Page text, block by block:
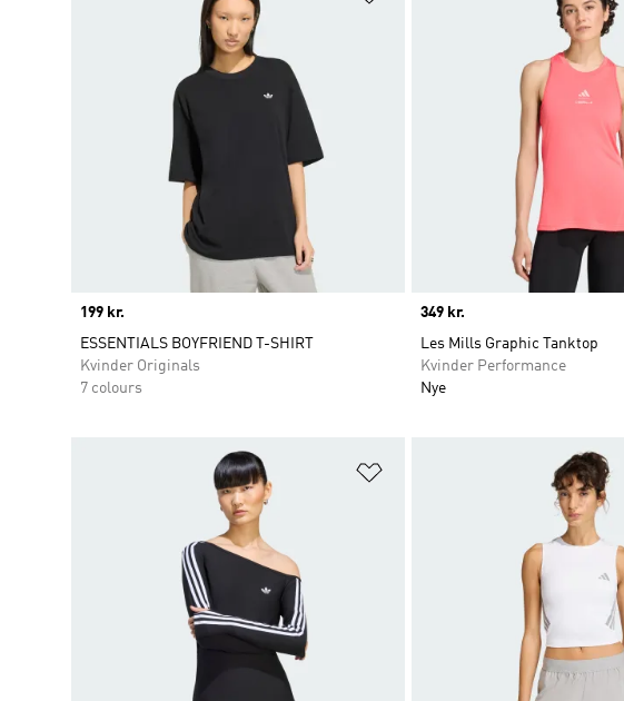
Price
199 kr.
ESSENTIALS BOYFRIEND T-SHIRT
Kvinder Originals
7 colours
Price
349 kr.
Les Mills Graphic Tanktop
Kvinder Performance
Nye